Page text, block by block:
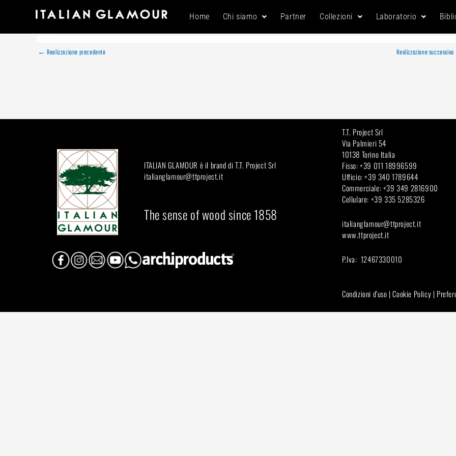
Home Chi siamo Partner Collezioni Laboratorio
← Realizzazione precedente Realizzazione successivo
ITALIAN GLAMOUR è il brand di T.T. Project Srl
italianglamour@ttproject.it
The sense of wood since 1858
T.T. Project Srl
Via Palmieri 54
10138 Torino Italia
Fisso: +39 011 18996599
Ufficio: +39 340 1789644
Commerciale: +39 349 2816900
Cellulare: +39 335 5285326
italianglamour@ttproject.it
www.ttproject.it
P.Iva: 12467330010
Condizioni d’uso |Cookie Policy |